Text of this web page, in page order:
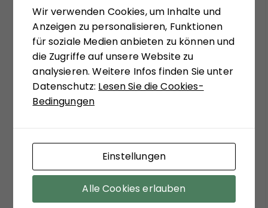
systemtheoretisch inspiriert, zu ungewohnten
Sichtweisen anregen zu lassen. Matthias
Schulze-Böing schreibt in seinem Buch-Tipp
von einem "kühnem Entwurf eines
gesellschaftstheoretisch fundierten Konzepts
zu einem neuen Verständnis des politischen
Extremismus." Sein Fazit versöhnt mit viel
Befund, dass ein funktionierender Staat, sozialer
Ausgleich und stabile Institutionen die
wirksamsten Mittel sind, der Verführungskraft
des Extremismus entgegenzuwirken."
Wir verwenden Cookies, um Inhalte und
Anzeigen zu personalisieren, Funktionen
für soziale Medien anbieten zu können und
die Zugriffe auf unsere Website zu
analysieren. Weitere Infos finden Sie unter
Datenschutz: Lesen Sie die Cookies-
Bedingungen
Einstellungen
Alle Cookies erlauben